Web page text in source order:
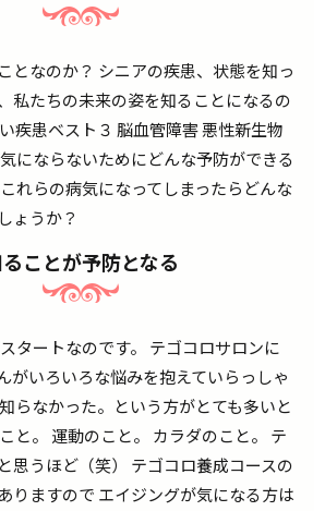
となのか？ シニアの疾患、状態を知っ
私たちの未来の姿を知ることになるの
疾患ベスト３ 脳血管障害 悪性新生物
にならないためにどんな予防ができる
れらの病気になってしまったらどんな
ょうか？
ことが予防となる
タートなのです。 テゴコロサロンに
がいろいろな悩みを抱えていらっしゃ
らなかった。という方がとても多いと
と。 運動のこと。 カラダのこと。 テ
思うほど（笑） テゴコロ養成コースの
りますので エイジングが気になる方は